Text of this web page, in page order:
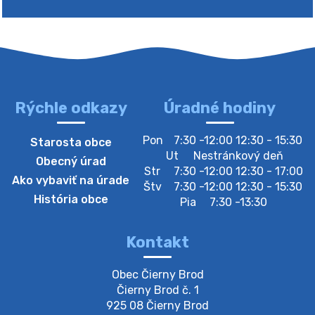
4. augusta 2026 10:05
Zberný dvor-Gyűjtőudvar
Oznamujeme obyvateľom, že v stredu 05. augusta
bude zberný dvor zatvorený. Értesítjük a lakosokat,
hogy szerdán augusztus 05-én a gyűjtőudvar zárva
lesz https://ciernybrod.sk?p=214…
Zber separovaného odpadu plastu-
Szeparált műanya…
Oznamujeme obyvateľom, že v stredu 05. augusta
Rýchle odkazy
Starosta obce
Obecný úrad
Ako vybaviť na úrade
História obce
Úradné hodiny
Pon
7:30 -12:00 12:30 - 15:30
Ut
Nestránkový deň
Str
7:30 -12:00 12:30 - 17:00
Štv
7:30 -12:00 12:30 - 15:30
Pia
7:30 -13:30
Kontakt
Obec Čierny Brod
Čierny Brod č. 1
925 08 Čierny Brod